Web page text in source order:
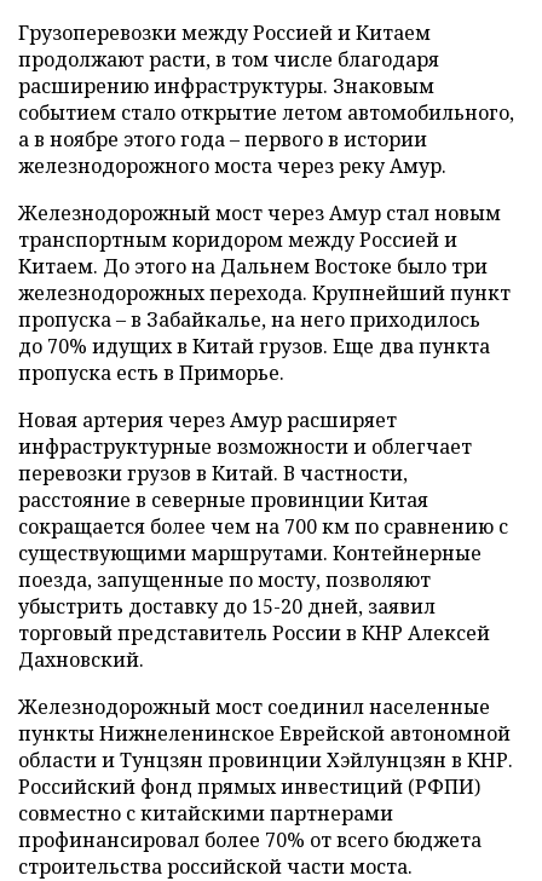
Грузоперевозки между Россией и Китаем
продолжают расти, в том числе благодаря
расширению инфраструктуры. Знаковым
событием стало открытие летом автомобильного,
а в ноябре этого года – первого в истории
железнодорожного моста через реку Амур.
Железнодорожный мост через Амур стал новым
транспортным коридором между Россией и
Китаем. До этого на Дальнем Востоке было три
железнодорожных перехода. Крупнейший пункт
пропуска – в Забайкалье, на него приходилось
до 70% идущих в Китай грузов. Еще два пункта
пропуска есть в Приморье.
Новая артерия через Амур расширяет
инфраструктурные возможности и облегчает
перевозки грузов в Китай. В частности,
расстояние в северные провинции Китая
сокращается более чем на 700 км по сравнению с
существующими маршрутами. Контейнерные
поезда, запущенные по мосту, позволяют
убыстрить доставку до 15-20 дней, заявил
торговый представитель России в КНР Алексей
Дахновский.
Железнодорожный мост соединил населенные
пункты Нижнеленинское Еврейской автономной
области и Тунцзян провинции Хэйлунцзян в КНР.
Российский фонд прямых инвестиций (РФПИ)
совместно с китайскими партнерами
профинансировал более 70% от всего бюджета
строительства российской части моста.